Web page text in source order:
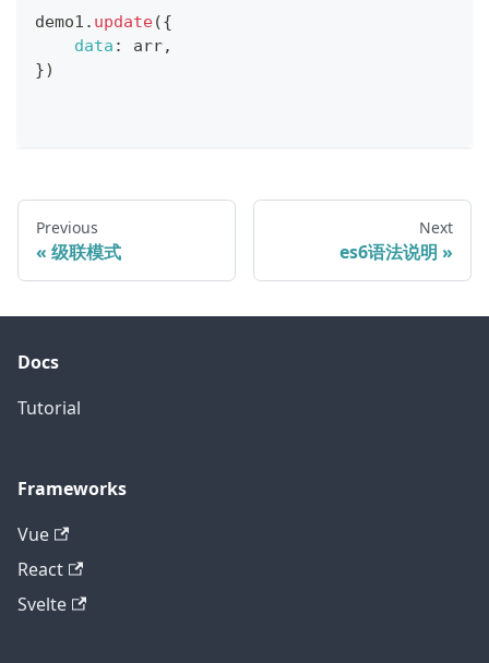
demo1 . update({
data : arr,
})
Previous
级联模式
Next
es6语法说明
Docs
Tutorial
Frameworks
Vue
React
Svelte